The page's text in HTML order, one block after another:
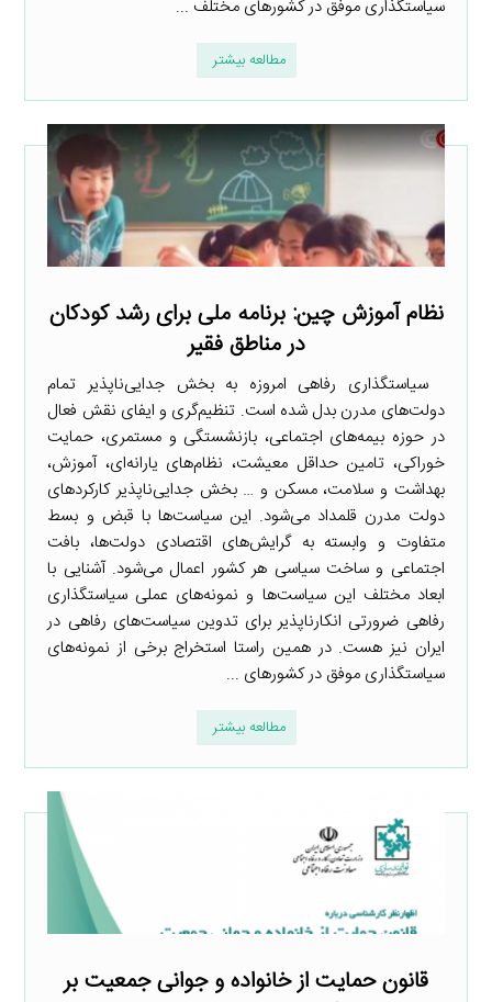
سیاستگذاری موفق در کشورهای مختلف ...
مطالعه بیشتر
نظام آموزش چین: برنامه ملی برای رشد کودکان
در مناطق فقیر
سیاستگذاری رفاهی امروزه به بخش جدایی‌ناپذیر تمام
دولت‌های مدرن بدل شده است. تنظیم‌گری و ایفای نقش فعال
در حوزه بیمه‌های اجتماعی، بازنشستگی و مستمری، حمایت
خوراکی، تامین حداقل معیشت، نظام‌های یارانه‌ای، آموزش،
بهداشت و سلامت، مسکن و … بخش جدایی‌ناپذیر کارکردهای
دولت مدرن قلمداد می‌شود. این سیاست‌ها با قبض و بسط
متفاوت و وابسته به گرایش‌های اقتصادی دولت‌ها، بافت
اجتماعی و ساخت سیاسی هر کشور اعمال می‌شود. آشنایی با
ابعاد مختلف این سیاست‌ها و نمونه‌های عملی سیاستگذاری
رفاهی ضرورتی انکارناپذیر برای تدوین سیاست‌های رفاهی در
ایران نیز هست. در همین راستا استخراج برخی از نمونه‌های
سیاستگذاری موفق در کشورهای ...
مطالعه بیشتر
قانون حمایت از خانواده و جوانی جمعیت بر